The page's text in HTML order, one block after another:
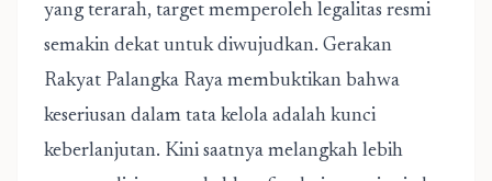
yang terarah, target memperoleh legalitas resmi
semakin dekat untuk diwujudkan. Gerakan
Rakyat Palangka Raya membuktikan bahwa
keseriusan dalam tata kelola adalah kunci
keberlanjutan. Kini saatnya melangkah lebih